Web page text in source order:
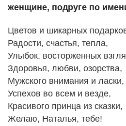
женщине, подруге по
Цветов и шикарных
Радости, счастья, тепла,
Улыбок, восторженных
Здоровья, любви, озорства,
Мужского внимания и ласки,
Успехов во всем и везде,
Красивого принца из сказки,
Желаю, Наталья, тебе!